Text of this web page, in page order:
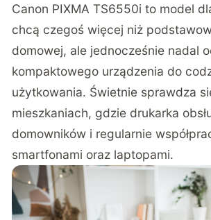
Canon PIXMA TS6550i to model
chcą czegoś więcej niż
domowej, ale jednocześnie nadal
kompaktowego urządzenia do
użytkowania. Świetnie sprawdza
mieszkaniach, gdzie drukarka
domowników i regularnie
smartfonami oraz laptopami.